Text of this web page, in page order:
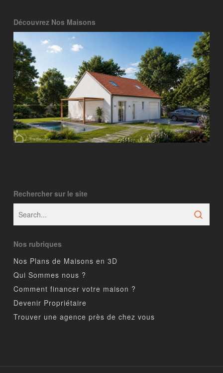
Découvrez Nos Maisons
Rechercher sur le site
Nos rubriques
Nos Plans de Maisons en 3D
Qui Sommes nous ?
Comment financer votre maison ?
Devenir Propriétaire
Trouver une agence près de chez vous